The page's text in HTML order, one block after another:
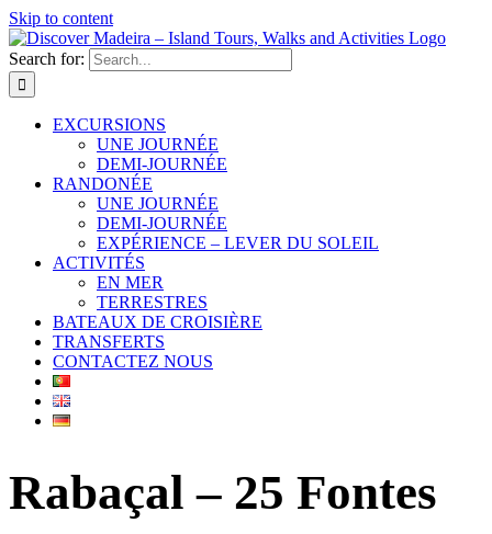
Skip to content
Search for:
EXCURSIONS
UNE JOURNÉE
DEMI-JOURNÉE
RANDONÉE
UNE JOURNÉE
DEMI-JOURNÉE
EXPÉRIENCE – LEVER DU SOLEIL
ACTIVITÉS
EN MER
TERRESTRES
BATEAUX DE CROISIÈRE
TRANSFERTS
CONTACTEZ NOUS
Rabaçal – 25 Fontes